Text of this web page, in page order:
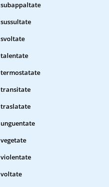
subappaltate
sussultate
svoltate
talentate
termostatate
transitate
traslatate
unguentate
vegetate
violentate
voltate